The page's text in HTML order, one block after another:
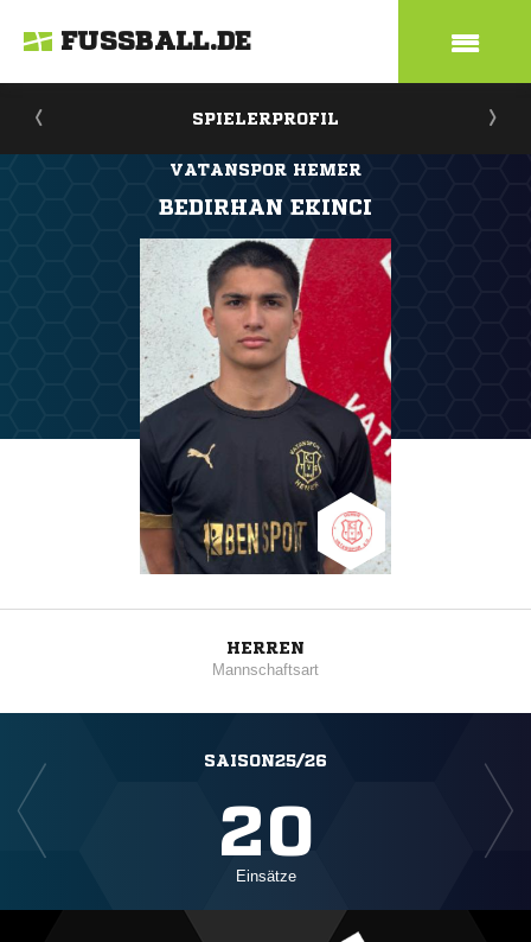
FUSSBALL.DE
SPIELERPROFIL
VATANSPOR HEMER
BEDIRHAN EKINCI
HERREN
Mannschaftsart
SAISON25/26
20
Einsätze